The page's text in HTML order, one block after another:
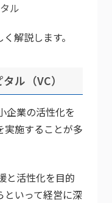
ル
解説します。
タル（VC）
企業の活性化を
実施することが多
と活性化を目的
といって経営に深